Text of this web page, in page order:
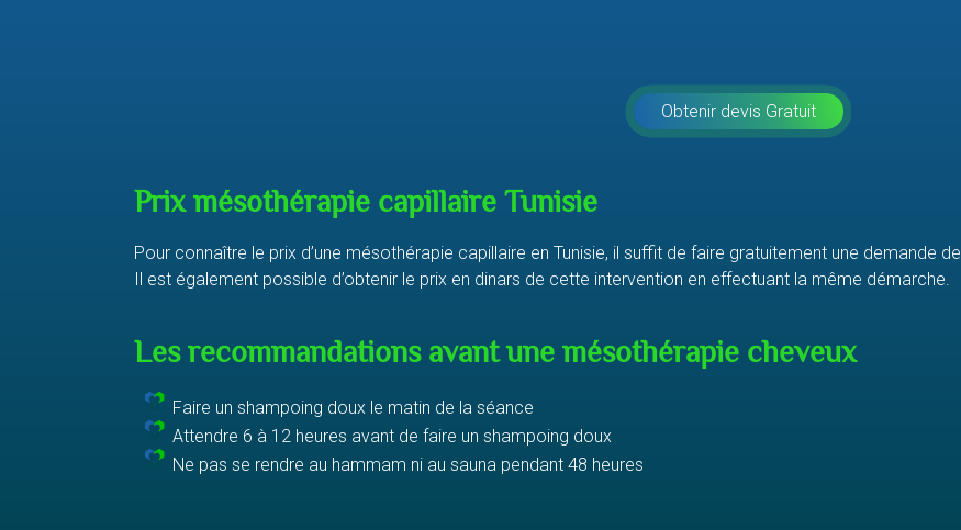
Obtenir devis Gratuit
Prix mésothérapie capillaire Tunisie
Pour connaître le prix d’une mésothérapie capillaire en Tunisie, il suffit de faire gratuitement une demande de
Il est également possible d’obtenir le prix en dinars de cette intervention en effectuant la même démarche.
Les recommandations avant une mésothérapie cheveux
Faire un shampoing doux le matin de la séance
Attendre 6 à 12 heures avant de faire un shampoing doux
Ne pas se rendre au hammam ni au sauna pendant 48 heures